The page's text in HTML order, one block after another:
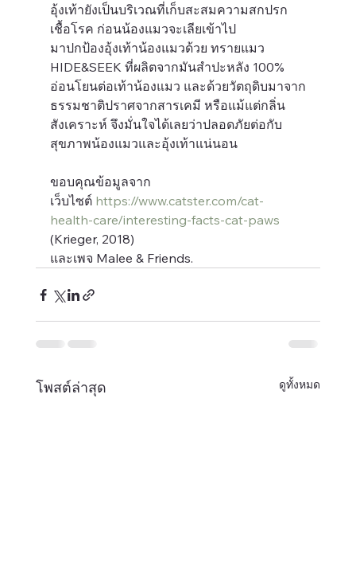
อุ้งเท้ายังเป็นบริเวณที่เก็บสะสมความสกปรก
เชื้อโรค ก่อนน้องแมวจะเลียเข้าไป
มาปกป้องอุ้งเท้าน้องแมวด้วย ทรายแมว
HIDE&SEEK ที่ผลิตจากมันสำปะหลัง 100%
อ่อนโยนต่อเท้าน้องแมว และด้วยวัตถุดิบมาจาก
ธรรมชาติปราศจากสารเคมี หรือแม้แต่กลิ่น
สังเคราะห์ จึงมั่นใจได้เลยว่าปลอดภัยต่อกับ
สุขภาพน้องแมวและอุ้งเท้าแน่นอน
ขอบคุณข้อมูลจาก
เว็บไซต์ https://www.catster.com/cat-
health-care/interesting-facts-cat-paws
(Krieger, 2018)
และเพจ Malee & Friends.
โพสต์ล่าสุด ดูทั้งหมด